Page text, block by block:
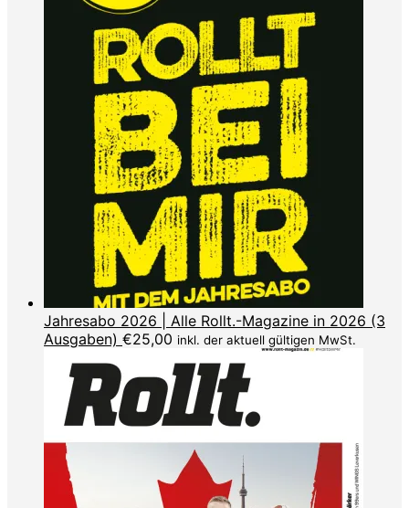
Jahresabo 2026 | Alle Rollt.-Magazine in 2026 (3
Ausgaben) €25,00 inkl. der aktuell gültigen MwSt.